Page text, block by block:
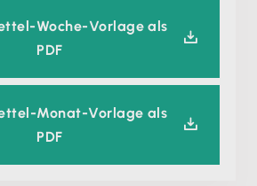
Woche-Vorlage als
PDF
Monat-Vorlage als
PDF